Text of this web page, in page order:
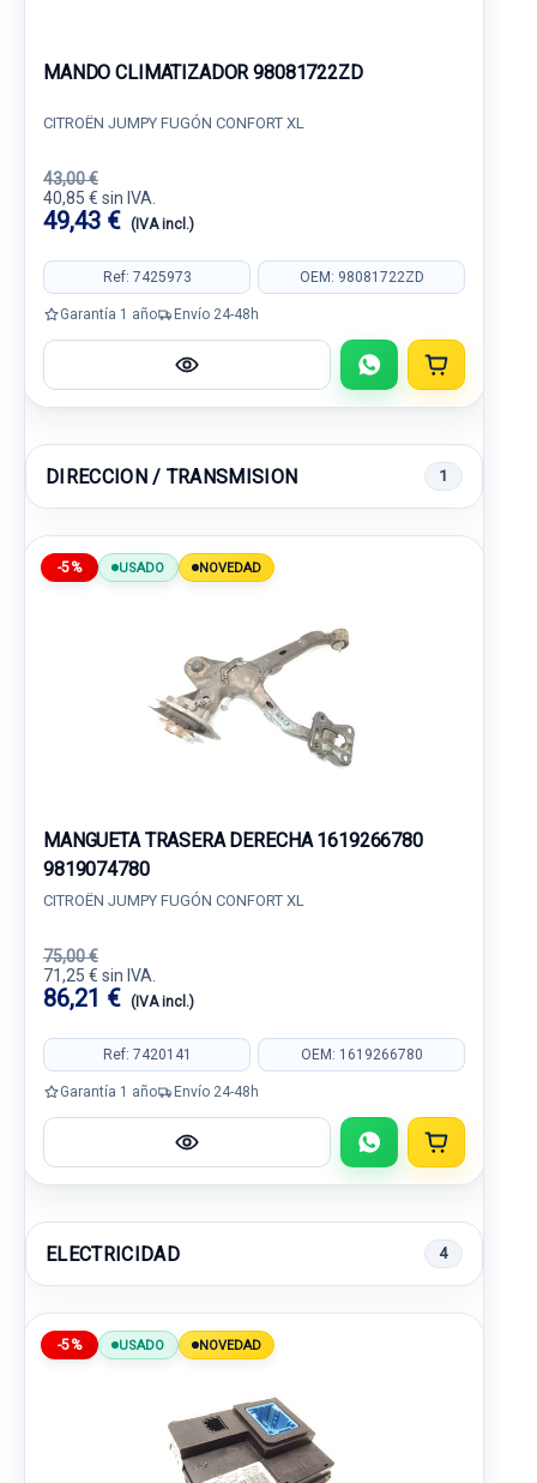
MANDO CLIMATIZADOR 98081722ZD
CITROËN JUMPY FUGÓN CONFORT XL
43,00 €
40,85 € sin IVA.
49,43 € (IVA incl.)
Ref: 7425973 OEM: 98081722ZD
Garantía 1 año Envío 24-48h
DIRECCION / TRANSMISION 1
-5% USADO NOVEDAD
MANGUETA TRASERA DERECHA 1619266780
9819074780
CITROËN JUMPY FUGÓN CONFORT XL
75,00 €
71,25 € sin IVA.
86,21 € (IVA incl.)
Ref: 7420141 OEM: 1619266780
Garantía 1 año Envío 24-48h
ELECTRICIDAD 4
-5% USADO NOVEDAD